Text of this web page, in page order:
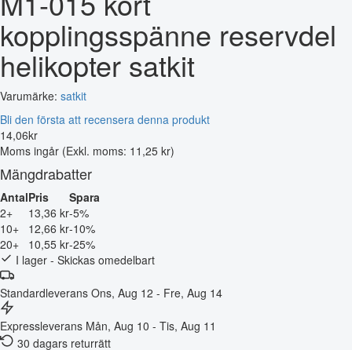
kopplingsspänne reservdel
helikopter satkit
Varumärke: satkit
Bli den första att recensera denna produkt
14,06kr
Moms ingår (Exkl. moms: 11,25 kr)
Mängdrabatter
AntalPris
Spara
2+
13,36 kr-5%
10+
12,66 kr-10%
20+
10,55 kr-25%
I lager - Skickas omedelbart
Standardleverans Ons, Aug 12 - Fre, Aug 14
Expressleverans Mån, Aug 10 - Tis, Aug 11
30 dagars returrätt